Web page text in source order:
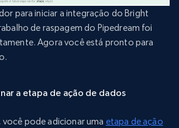
para iniciar a integração do Bright
de raspagem do Pipedream foi
Agora você está pronto para
a etapa de ação de dados
pode adicionar uma etapa de ação